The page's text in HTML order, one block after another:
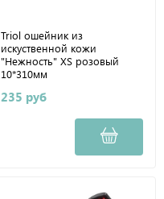
Triol ошейник из
искуственной кожи
"Нежность" XS розовый
10*310мм
235 руб